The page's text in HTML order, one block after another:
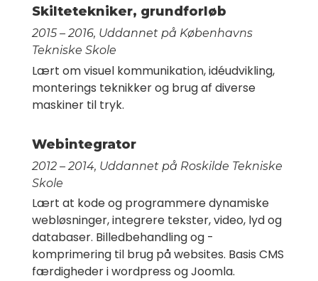
Skiltetekniker, grundforløb
2015 – 2016, Uddannet på Københavns
Tekniske Skole
Lært om visuel kommunikation, idéudvikling,
monterings teknikker og brug af diverse
maskiner til tryk.
Webintegrator
2012 – 2014, Uddannet på Roskilde Tekniske
Skole
Lært at kode og programmere dynamiske
webløsninger, integrere tekster, video, lyd og
databaser. Billedbehandling og -
komprimering til brug på websites. Basis CMS
færdigheder i wordpress og Joomla.